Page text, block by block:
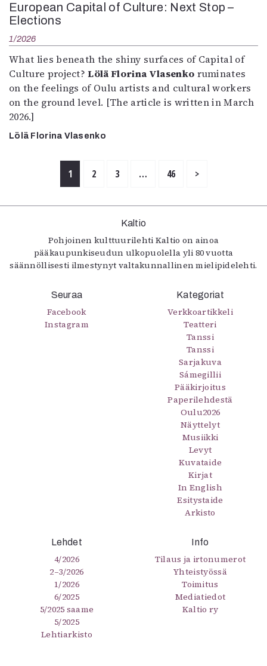
European Capital of Culture: Next Stop –
Elections
1/2026
What lies beneath the shiny surfaces of Capital of
Culture project?Lölä Florina Vlasenko ruminates
on the feelings of Oulu artists and cultural workers
on the ground level. [The article is written in March
2026.]
Lölä Florina Vlasenko
1 2 3 … 46 >
Kaltio
Pohjoinen kulttuurilehti Kaltio on ainoa
pääkaupunkiseudun ulkopuolella yli 80 vuotta
säännöllisesti ilmestynyt valtakunnallinen mielipidelehti.
Seuraa
Facebook
Instagram
Kategoriat
Verkkoartikkeli
Teatteri
Tanssi
Tanssi
Sarjakuva
Sámegillii
Pääkirjoitus
Paperilehdestä
Oulu2026
Näyttelyt
Musiikki
Levyt
Kuvataide
Kirjat
In English
Esitystaide
Arkisto
Lehdet
4/2026
2–3/2026
1/2026
6/2025
5/2025 saame
5/2025
Lehtiarkisto
Info
Tilaus ja irtonumerot
Yhteistyössä
Toimitus
Mediatiedot
Kaltio ry